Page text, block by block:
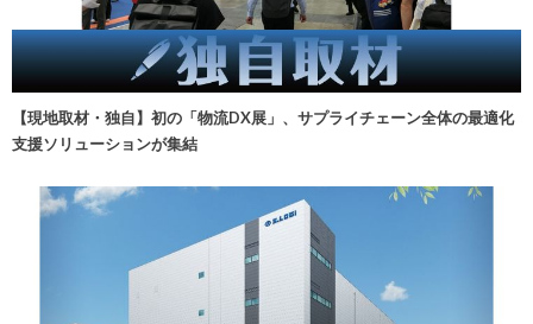
【現地取材・独自】初の「物流DX展」、サプライチェーン全体の最適化
支援ソリューションが集結